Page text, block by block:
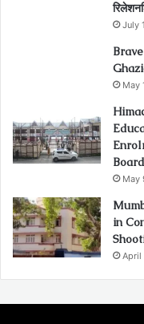
July
May
May
in
April